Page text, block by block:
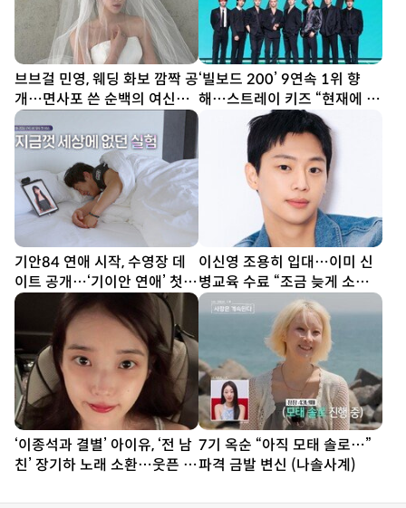
브브걸 민영, 웨딩 화보 깜짝 공
개…면사포 쓴 순백의 여신
[DA★]
‘빌보드 200’ 9연속 1위 향
해…스트레이 키즈 “현재에 최
선다할 것” (종합)[DA현장]
기안84 연애 시작, 수영장 데
이트 공개…‘기이안 연애’ 첫
티저
이신영 조용히 입대…이미 신
병교육 수료 “조금 늦게 소식
전해 죄송”
‘이종석과 결별’ 아이유, ‘전 남
친’ 장기하 노래 소환…웃픈 타
7기 옥순 “아직 모태 솔로…”
파격 금발 변신 (나솔사계)